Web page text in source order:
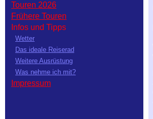
Touren 2026
Frühere Touren
Infos und Tipps
Wetter
Das ideale Reiserad
Weitere Ausrüstung
Was nehme ich mit?
Impressum